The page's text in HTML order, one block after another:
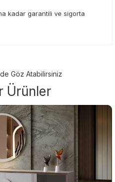
kadar garantili ve sigorta
Göz Atabilirsiniz
Ürünler